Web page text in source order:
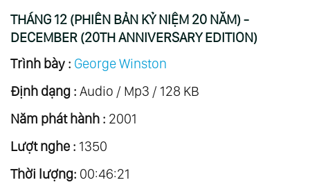
THÁNG 12 (PHIÊN BẢN KỶ NIỆM 20 NĂM) -
DECEMBER (20TH ANNIVERSARY EDITION)
Trình bày : George Winston
Định dạng : Audio / Mp3 / 128 KB
Năm phát hành : 2001
Lượt nghe : 1350
Thời lượng: 00:46:21